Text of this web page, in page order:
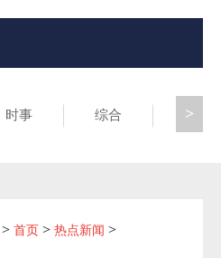
时事 综合 昆滇
>
> 首页 > 热点新闻 >